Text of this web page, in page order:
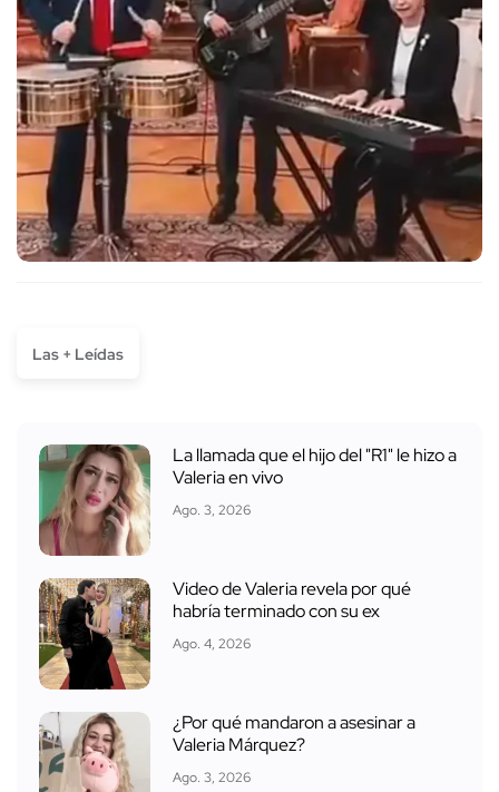
Las + Leídas
La llamada que el hijo del "R1" le hizo a
Valeria en vivo
Ago. 3, 2026
Video de Valeria revela por qué
habría terminado con su ex
Ago. 4, 2026
¿Por qué mandaron a asesinar a
Valeria Márquez?
Ago. 3, 2026